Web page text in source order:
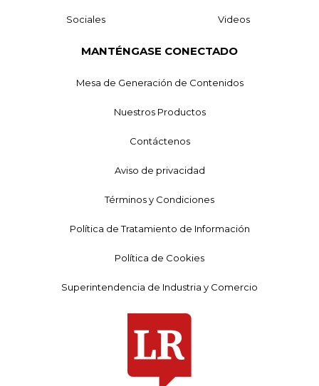
Sociales Videos
MANTÉNGASE CONECTADO
Mesa de Generación de Contenidos
Nuestros Productos
Contáctenos
Aviso de privacidad
Términos y Condiciones
Política de Tratamiento de Información
Política de Cookies
Superintendencia de Industria y Comercio